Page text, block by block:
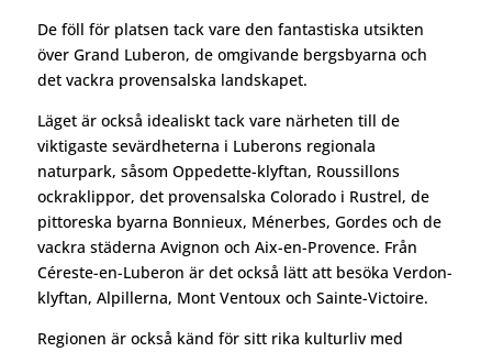
De föll för platsen tack vare den fantastiska utsikten
över Grand Luberon, de omgivande bergsbyarna och
det vackra provensalska landskapet.
Läget är också idealiskt tack vare närheten till de
viktigaste sevärdheterna i Luberons regionala
naturpark, såsom Oppedette-klyftan, Roussillons
ockraklippor, det provensalska Colorado i Rustrel, de
pittoreska byarna Bonnieux, Ménerbes, Gordes och de
vackra städerna Avignon och Aix-en-Provence. Från
Céreste-en-Luberon är det också lätt att besöka Verdon-
klyftan, Alpillerna, Mont Ventoux och Sainte-Victoire.
Regionen är också känd för sitt rika kulturliv med